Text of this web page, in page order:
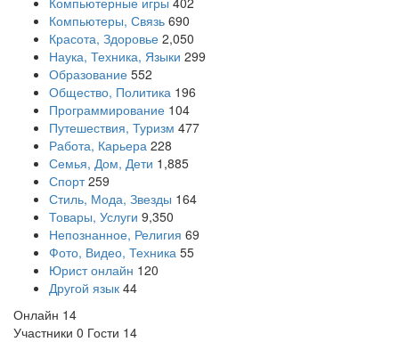
Компьютеры, Связь 690
Красота, Здоровье 2,050
Наука, Техника, Языки 299
Образование 552
Общество, Политика 196
Программирование 104
Путешествия, Туризм 477
Работа, Карьера 228
Семья, Дом, Дети 1,885
Спорт 259
Стиль, Мода, Звезды 164
Товары, Услуги 9,350
Непознанное, Религия 69
Фото, Видео, Техника 55
Юрист онлайн 120
Другой язык 44
Онлайн 14
Участники 0 Гости 14